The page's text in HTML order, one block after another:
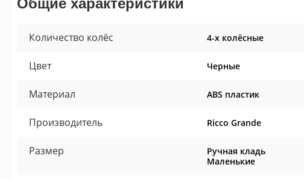
Количество колёс 4-х колёсные
Цвет Черные
Материал ABS пластик
Производитель Ricco Grande
Размер
Ручная кладь
Маленькие